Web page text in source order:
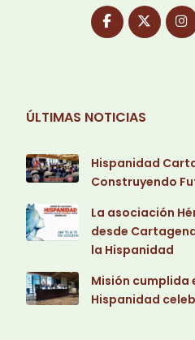
ÚLTIMAS NOTICIAS
Hispanidad
Construyendo
La asociación
desde
la Hispanidad
Misión cumplida
Hispanidad